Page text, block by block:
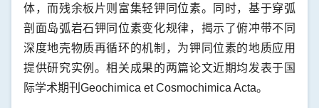
体，而残余板片则富集轻钾同位素。同时，基于穿弧
剖面岛弧岩石钾同位素变化规律，揭示了俯冲带不同
深度地壳物质再循环的机制，为钾同位素的地质应用
提供研究实例。相关成果的两篇论文近期均发表于国
际学术期刊Geochimica et Cosmochimica Acta。